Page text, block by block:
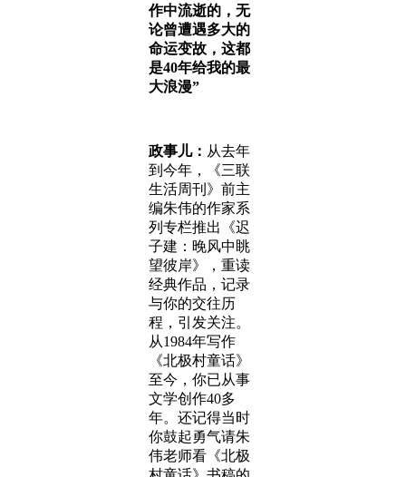
作中流逝的，无
论曾遭遇多大的
命运变故，这都
是40年给我的最
大浪漫”
政事儿： 从去年
到今年，《三联
生活周刊》前主
编朱伟的作家系
列专栏推出《迟
子建：晚风中眺
望彼岸》，重读
经典作品，记录
与你的交往历
程，引发关注。
从1984年写作
《北极村童话》
至今，你已从事
文学创作40多
年。还记得当时
你鼓起勇气请朱
伟老师看《北极